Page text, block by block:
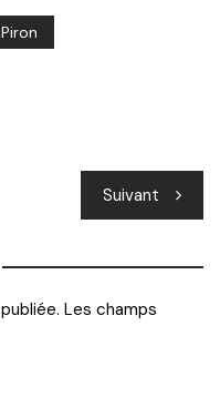
Suivant
Les champs